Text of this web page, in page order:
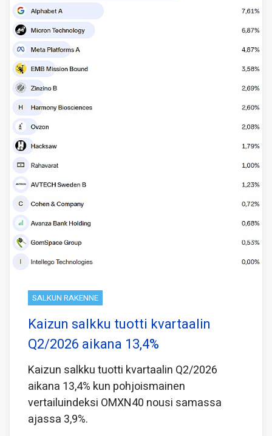
SALKUN RAKENNE
Kaizun salkku tuotti kvartaalin
Q2/2026 aikana 13,4%
Kaizun salkku tuotti kvartaalin Q2/2026
aikana 13,4% kun pohjoismainen
vertailuindeksi OMXN40 nousi samassa
ajassa 3,9%.